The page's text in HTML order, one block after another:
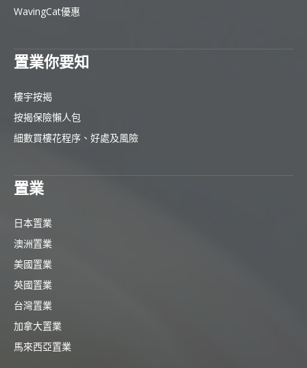
WavingCat優惠
置業你要知
樓宇按揭
按揭保險懶人包
細數買樓花程序、好處及風險
置業
日本置業
澳洲置業
美國置業
英國置業
台灣置業
加拿大置業
馬來西亞置業